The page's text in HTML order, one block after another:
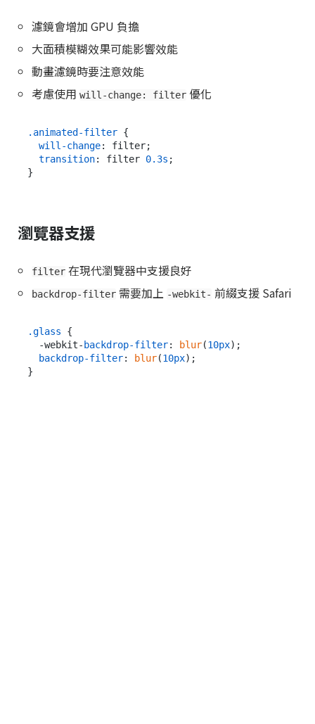
濾鏡會增加 GPU 負擔
大面積模糊效果可能影響效能
動畫濾鏡時要注意效能
考慮使用 will-change: filter 優化
.animated-filter {
will-change: filter;
transition: filter 0.3s ;
瀏覽器支援
filter 在現代瀏覽器中支援良好
backdrop-filter 需要加上 -webkit- 前綴支援 Safari
.glass {
  -webkit-
backdrop-filter: blur(10px);
backdrop-filter: blur(10px);